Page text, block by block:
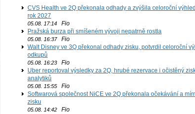
CVS Health ve 2Q překonala odhady a zvýšila celoroční
rok 2027
05.08. 17:14 Fio
Pražská burza při smíšeném vývoji nepatrně rostla
05.08. 16:37Fio
Walt Disney ve 3Q překonal odhady zisku, potvrdil celoroční
odkupů
05.08. 16:23 Fio
Uber reportoval výsledky za 2Q, hrubé rezervace i očistěný
analytiků
05.08. 15:55 Fio
Softwarová společnost NiCE ve 2Q překonala očekávání a
zisku
05.08. 14:42 Fio